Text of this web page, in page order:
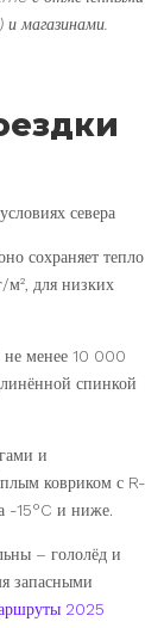
и магазинами.
сохраняет тепло
для низких
не менее 10 000
спинкой
и
ковриком с R-
-15°C и ниже.
– гололёд и
запасными
2025